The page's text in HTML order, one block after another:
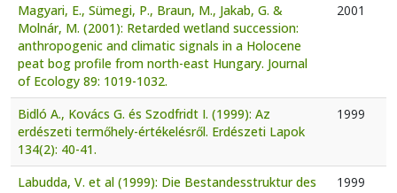
Magyari, E., Sümegi, P., Braun, M., Jakab, G. &
Molnár, M. (2001): Retarded wetland succession:
anthropogenic and climatic signals in a Holocene
peat bog profile from north-east Hungary. Journal
of Ecology 89: 1019-1032.
2001
Bidló A., Kovács G. és Szodfridt I. (1999): Az
erdészeti termőhely-értékelésről. Erdészeti Lapok
134(2): 40-41.
1999
Labudda, V. et al (1999): Die Bestandesstruktur des
1999